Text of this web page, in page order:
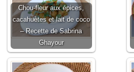
Chou-fleur aux épices,
cacahuètes et lait de coco
– Recette de Sabrina
Ghayour